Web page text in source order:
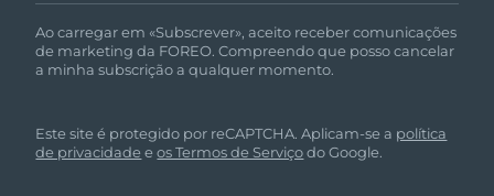
Ao carregar em «Subscrever», aceito receber comunicações
de marketing da FOREO. Compreendo que posso cancelar
a minha subscrição a qualquer momento.
Este site é protegido por reCAPTCHA. Aplicam-se a política
de privacidade eos Termos de Serviçodo Google.